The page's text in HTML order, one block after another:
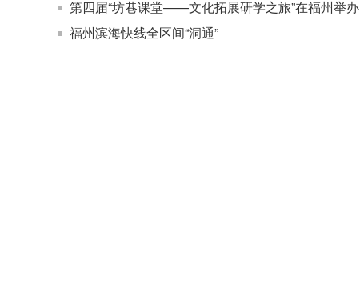
第四届“坊巷课堂——文化拓展研学之旅”在福州举办
福州滨海快线全区间“洞通”